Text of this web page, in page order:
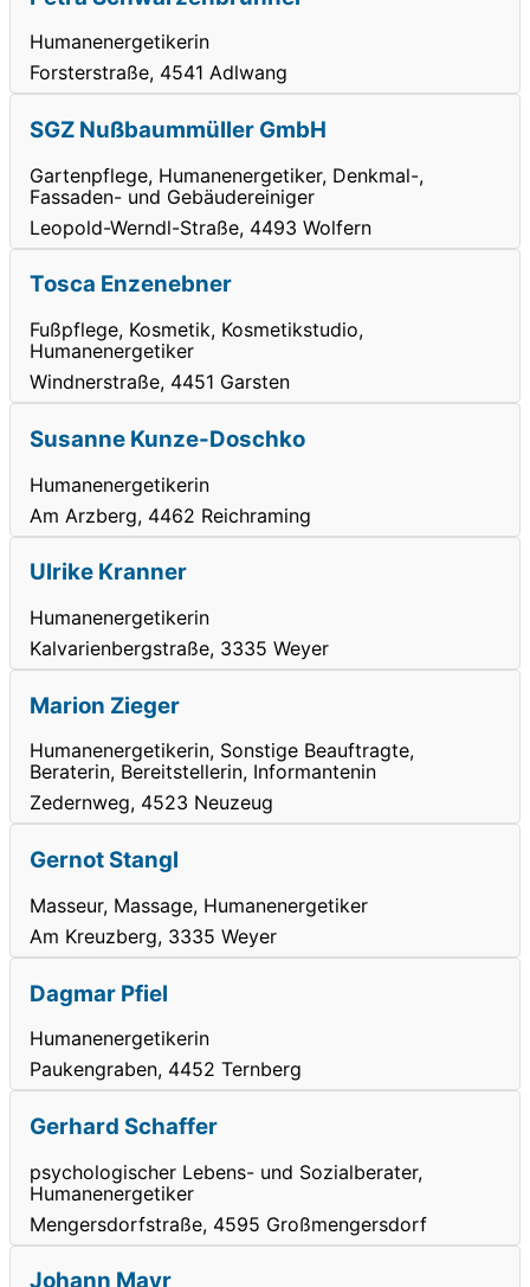
Humanenergetikerin
Forsterstraße, 4541 Adlwang
SGZ Nußbaummüller GmbH
Gartenpflege, Humanenergetiker, Denkmal-,
Fassaden- und Gebäudereiniger
Leopold-Werndl-Straße, 4493 Wolfern
Tosca Enzenebner
Fußpflege, Kosmetik, Kosmetikstudio,
Humanenergetiker
Windnerstraße, 4451 Garsten
Susanne Kunze-Doschko
Humanenergetikerin
Am Arzberg, 4462 Reichraming
Ulrike Kranner
Humanenergetikerin
Kalvarienbergstraße, 3335 Weyer
Marion Zieger
Humanenergetikerin, Sonstige Beauftragte,
Beraterin, Bereitstellerin, Informantenin
Zedernweg, 4523 Neuzeug
Gernot Stangl
Masseur, Massage, Humanenergetiker
Am Kreuzberg, 3335 Weyer
Dagmar Pfiel
Humanenergetikerin
Paukengraben, 4452 Ternberg
Gerhard Schaffer
psychologischer Lebens- und Sozialberater,
Humanenergetiker
Mengersdorfstraße, 4595 Großmengersdorf
Johann Mayr